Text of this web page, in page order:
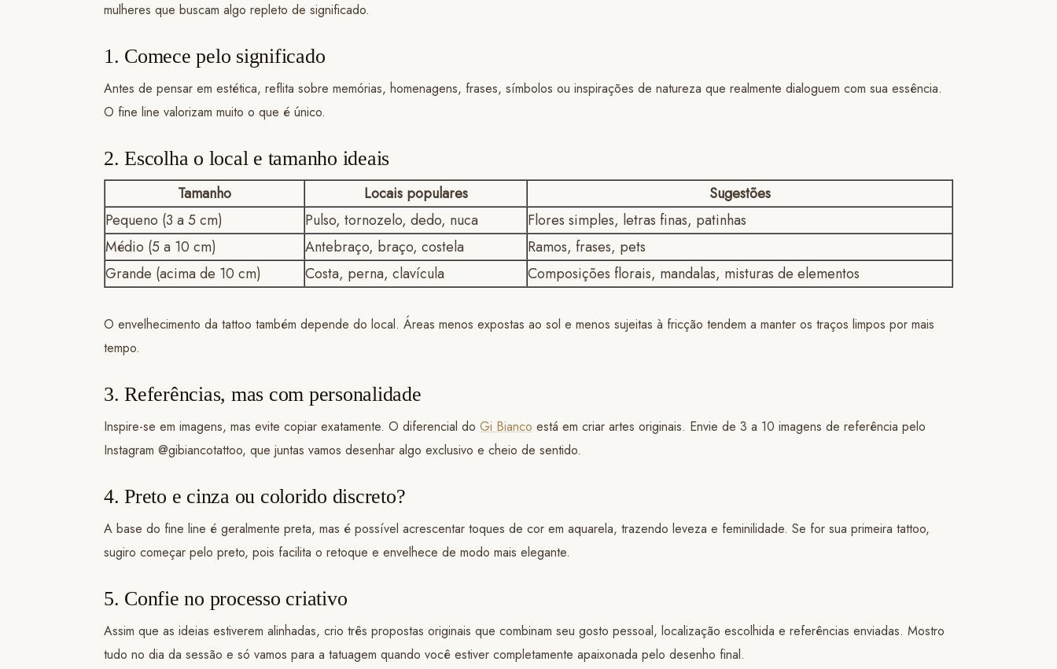
mulheres que buscam algo repleto de significado.
1. Comece pelo significado
Antes de pensar em estética, reflita sobre memórias, homenagens, frases, símbolos ou inspirações de natureza que realmente dialoguem com sua essência.
O fine line valorizam muito o que é único.
2. Escolha o local e tamanho ideais
Tamanho Locais populares
Sugestões
Pequeno (3 a 5 cm)
Pulso, tornozelo, dedo, nuca
Flores simples, letras finas, patinhas
Médio (5 a 10 cm)
Antebraço, braço, costela
Ramos, frases, pets
Grande (acima de 10 cm)
Costa, perna, clavícula Composições florais, mandalas, misturas de elementos
O envelhecimento da tattoo também depende do local. Áreas menos expostas ao sol e menos sujeitas à fricção tendem a manter os traços limpos por mais
tempo.
3. Referências, mas com personalidade
Inspire-se em imagens, mas evite copiar exatamente. O diferencial do Gi Bianco está em criar artes originais. Envie de 3 a 10 imagens de referência pelo
Instagram @gibiancotattoo, que juntas vamos desenhar algo exclusivo e cheio de sentido.
4. Preto e cinza ou colorido discreto?
A base do fine line é geralmente preta, mas é possível acrescentar toques de cor em aquarela, trazendo leveza e feminilidade. Se for sua primeira tattoo,
sugiro começar pelo preto, pois facilita o retoque e envelhece de modo mais elegante.
5. Confie no processo criativo
Assim que as ideias estiverem alinhadas, crio três propostas originais que combinam seu gosto pessoal, localização escolhida e referências enviadas. Mostro
tudo no dia da sessão e só vamos para a tatuagem quando você estiver completamente apaixonada pelo desenho final.